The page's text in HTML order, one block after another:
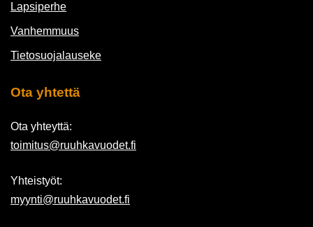
Lapsiperhe
Vanhemmuus
Tietosuojalauseke
Ota yhtettä
Ota yhteyttä:
toimitus@ruuhkavuodet.fi
Yhteistyöt:
myynti@ruuhkavuodet.fi